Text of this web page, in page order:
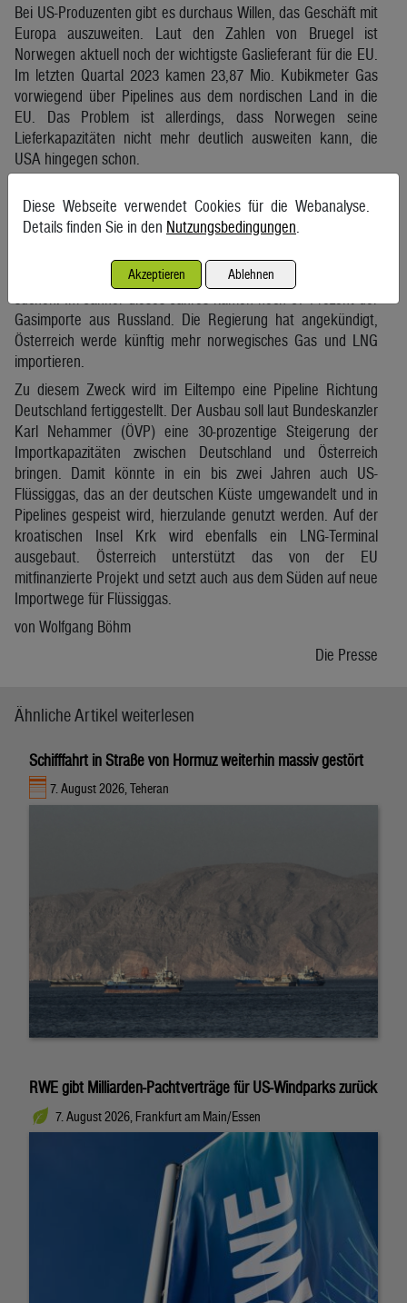
Bei US-Produzenten gibt es durchaus Willen, das Geschäft mit
Europa auszuweiten. Laut den Zahlen von Bruegel ist
Norwegen aktuell noch der wichtigste Gaslieferant für die EU.
Im letzten Quartal 2023 kamen 23,87 Mio. Kubikmeter Gas
vorwiegend über Pipelines aus dem nordischen Land in die
EU. Das Problem ist allerdings, dass Norwegen seine
Lieferkapazitäten nicht mehr deutlich ausweiten kann, die
USA hingegen schon.
Bedarf an Gas wird es trotz der Energiewende in Europa
weiterhin geben. Beendet die Ukraine die
Durchleitungsverträge für den russischen Anbieter Gazprom
mit Jänner 2025, muss sich auch Österreich neue Lieferanten
Gasimporte aus Russland. Die Regierung hat angekündigt,
Österreich werde künftig mehr norwegisches Gas und LNG
importieren.
Zu diesem Zweck wird im Eiltempo eine Pipeline Richtung
Deutschland fertiggestellt. Der Ausbau soll laut Bundeskanzler
Karl Nehammer (ÖVP) eine 30-prozentige Steigerung der
Importkapazitäten zwischen Deutschland und Österreich
bringen. Damit könnte in ein bis zwei Jahren auch US-
Flüssiggas, das an der deutschen Küste umgewandelt und in
Pipelines gespeist wird, hierzulande genutzt werden. Auf der
kroatischen Insel Krk wird ebenfalls ein LNG-Terminal
ausgebaut. Österreich unterstützt das von der EU
mitfinanzierte Projekt und setzt auch aus dem Süden auf neue
Importwege für Flüssiggas.
von Wolfgang Böhm
Die Presse
Ähnliche Artikel weiterlesen
Schifffahrt in Straße von Hormuz weiterhin massiv gestört
7. August 2026, Teheran
RWE gibt Milliarden-Pachtverträge für US-Windparks zurück
7. August 2026, Frankfurt am Main/Essen
Diese Webseite verwendet Cookies für die Webanalyse.
Details finden Sie in den Nutzungsbedingungen
Akzeptieren Ablehnen